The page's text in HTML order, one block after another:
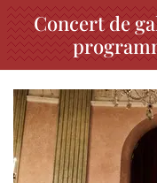
Concert de